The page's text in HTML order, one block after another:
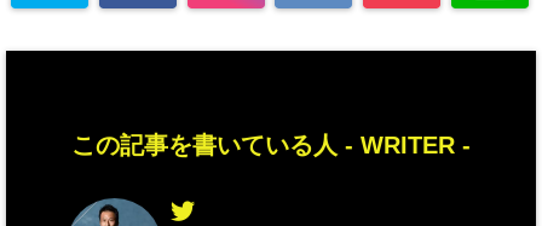
この記事を書いている人 - WRITER -